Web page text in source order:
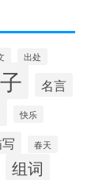
出处
名言
快乐
春天
组词